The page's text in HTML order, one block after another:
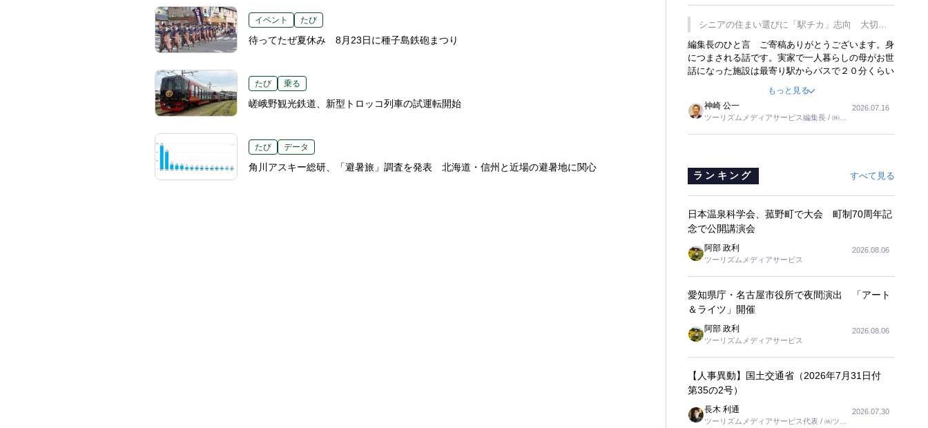
イベント たび
待ってたぜ夏休み 8月23日に種子島鉄砲まつり
たび 乗る
嵯峨野観光鉄道、新型トロッコ列車の試運転開始
たび データ
角川アスキー総研、「避暑旅」調査を発表 北海道・信州と近場の避暑地に関心
に東京ディズニーランドを見学させ、サービス業、
接客業の何かを理解してもらっていることです。
もう一つは1800円もするプレミアムヨーグルトを
販売するにあたり、社内に懸念もあったそうです。
永井社長は、駐車場に都内ナンバーの高級外車が停
まっていることに目をつけ、高級商品でも売れると
確信したそうです。今回の記事を懐かしく読みまし
シニアの住まい選びに「駅チカ」志向 大切な
のは出かけたくなる暮らし
編集長のひと言 ご寄稿ありがとうございます。身
につまされる話です。実家で一人暮らしの母がお世
話になった施設は最寄り駅からバスで２０分くらい
りました。母の住まいから近いという理由で、その
施設を選択したのですが、私と妹にとっては、半日
仕事ででした。シニアの住まい選びは、当人だけで
はなく、世話をする家族の足の便も考えない外池な
もっと見る
神崎 公一
ツーリズムメディアサービス編集長 / ㈱ツ
2026.07.16
ランキング すべて見る
日本温泉科学会、菰野町で大会 町制70周年記
念で公開講演会
阿部 政利
ツーリズムメディアサービス
2026.08.06
愛知県庁・名古屋市役所で夜間演出 「アート
＆ライツ」開催
阿部 政利
ツーリズムメディアサービス
2026.08.06
【人事異動】国土交通省（2026年7月31日付
第35の2号）
長木 利通
ツーリズムメディアサービス代表 / ㈱ツー
2026.07.30